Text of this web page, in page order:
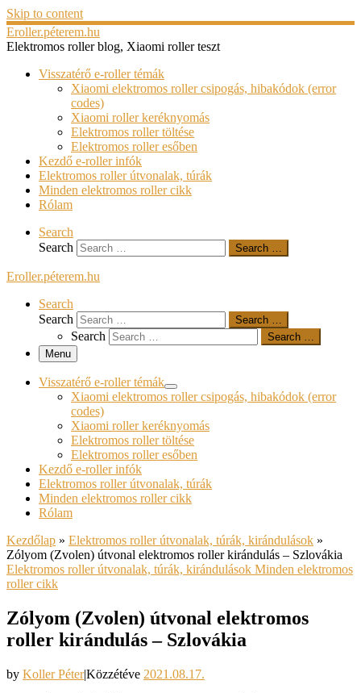
Skip to content
Eroller.péterem.hu
Elektromos roller blog, Xiaomi roller teszt
Visszatérő e-roller témák
Xiaomi elektromos roller csipogás, hibakódok (error
codes)
Xiaomi roller keréknyomás
Elektromos roller töltése
Elektromos roller esőben
Kezdő e-roller infók
Elektromos roller útvonalak, túrák
Minden elektromos roller cikk
Rólam
Search
Search
Search …
Eroller.péterem.hu
Search
Search
Search …
Search
Search …
Menu
Visszatérő e-roller témák
Xiaomi elektromos roller csipogás, hibakódok (error
codes)
Xiaomi roller keréknyomás
Elektromos roller töltése
Elektromos roller esőben
Kezdő e-roller infók
Elektromos roller útvonalak, túrák
Minden elektromos roller cikk
Rólam
Kezdőlap » Elektromos roller útvonalak, túrák, kirándulások »
Zólyom (Zvolen) útvonal elektromos roller kirándulás – Szlovákia
Elektromos roller útvonalak, túrák, kirándulások Minden elektromos
roller cikk
Zólyom (Zvolen) útvonal elektromos
roller kirándulás – Szlovákia
by Koller Péter|Közzétéve 2021.08.17.